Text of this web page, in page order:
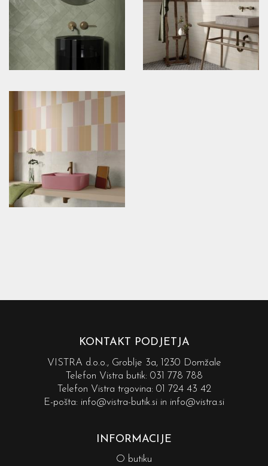
KONTAKT PODJETJA
VISTRA d.o.o., Groblje 3a, 1230 Domžale
Telefon Vistra butik: 031 778 788
Telefon Vistra trgovina: 01 724 43 42
E-pošta: info@vistra-butik.si in info@vistra.si
INFORMACIJE
O butiku